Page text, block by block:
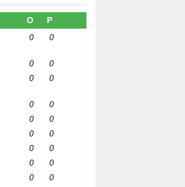
O P
0 0
0
0
0 0
0
0
0
0
0
0
0
0
0
0
0
0